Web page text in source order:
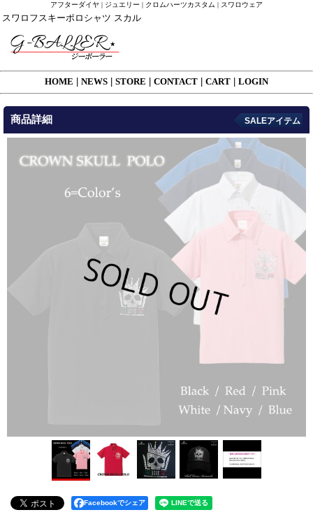
アフターダイヤ | ジュエリー | クロムハーツカスタム | スワロウェア
スワロフスキーポロシャツ スカル
HOME NEWS STORE CONTACT CART LOGIN
商品詳細 SALEアイテム
Facebookでシェア